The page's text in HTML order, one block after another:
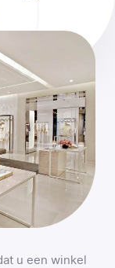
u een winkel